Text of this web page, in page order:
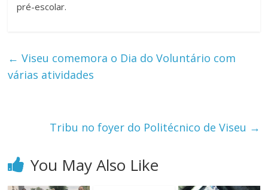
pré-escolar.
← Viseu comemora o Dia do Voluntário com
várias atividades
Tribu no foyer do Politécnico de Viseu →
You May Also Like